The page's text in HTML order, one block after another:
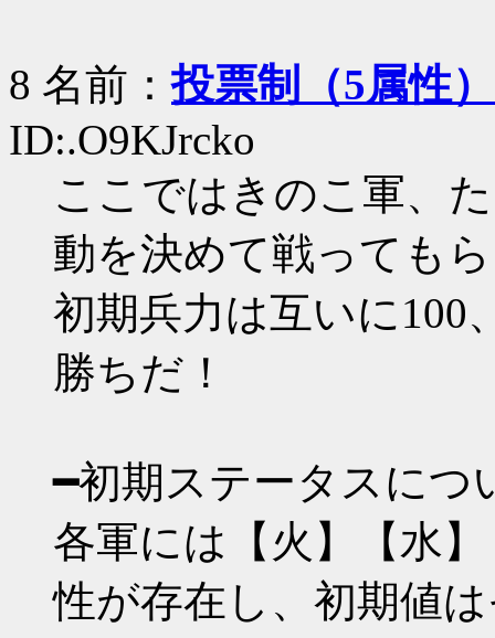
8 名前：投票制（5属性）
ID:.O9KJrcko
ここではきのこ軍、
動を決めて戦っても
初期兵力は互いに100
勝ちだ！
━初期ステータスに
各軍には【火】【水
性が存在し、初期値